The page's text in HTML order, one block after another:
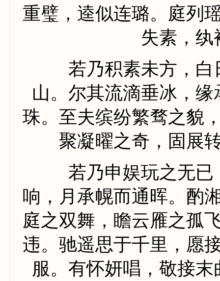
重璧，逵似连璐。庭列
失素，纨
若乃积素未方，白
山。尔其流滴垂冰，
珠。至夫缤纷繁骛之貌
聚凝曜之奇，固展
若乃申娱玩之无已
响，月承幌而通晖。酌
庭之双舞，瞻云雁之孤
违。驰遥思于千里，愿
服。有怀妍唱，敬接